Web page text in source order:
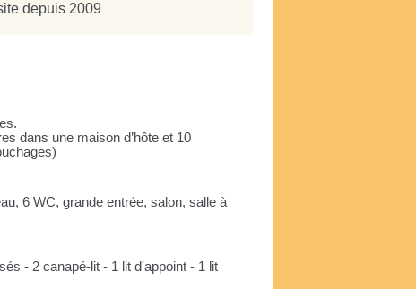
depuis 2009
dans une maison d’hôte et 10
6 WC, grande entrée, salon, salle à
- 2 canapé-lit - 1 lit d'appoint - 1 lit